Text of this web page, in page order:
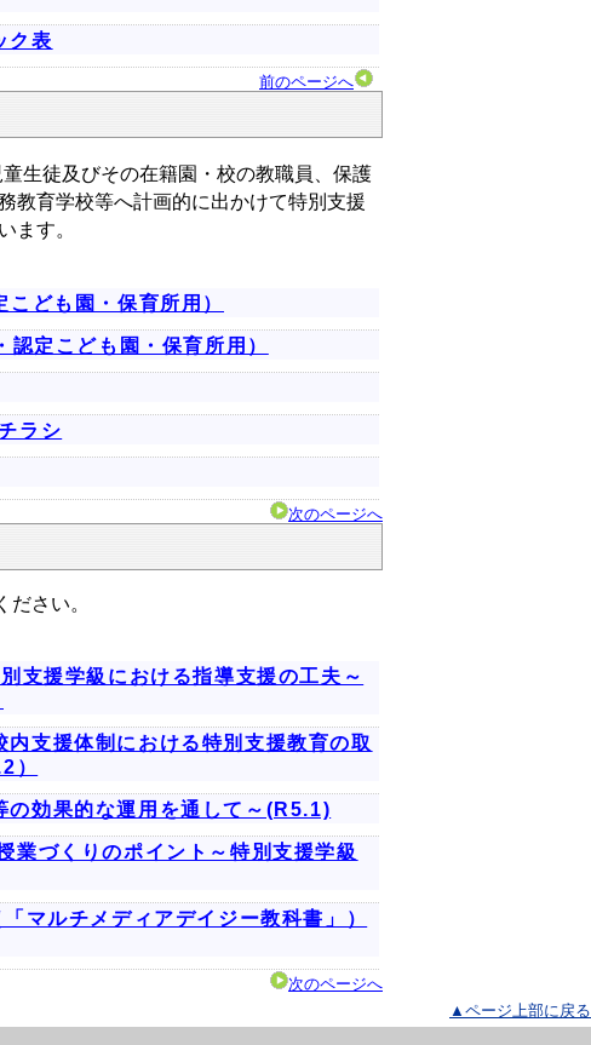
ク表
前のページへ
生徒及びその在籍園・校の教職員、保護
教育学校等へ計画的に出かけて特別支援
ます。
ども園・保育所用）
定こども園・保育所用）
ラシ
次のページへ
さい。
援学級における指導支援の工夫～
支援体制における特別支援教育の取
）
の効果的な運用を通して～(R5.1)
業づくりのポイント～特別支援学級
マルチメディアデイジー教科書」）
次のページへ
▲ページ上部に戻る